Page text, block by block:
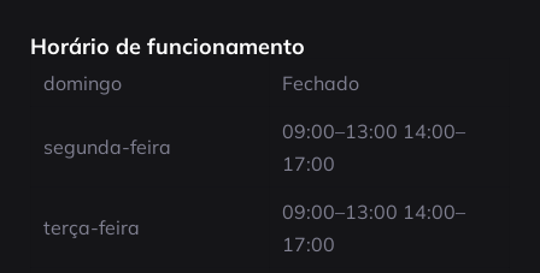
Horário de funcionamento
domingo Fechado
segunda-feira
09:00–13:00 14:00–
17:00
terça-feira
09:00–13:00 14:00–
17:00